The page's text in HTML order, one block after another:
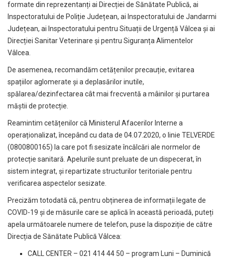
formate din reprezentanți ai Direcției de Sănătate Publică, ai
Inspectoratului de Poliție Județean, ai Inspectoratului de Jandarmi
Județean, ai Inspectoratului pentru Situații de Urgență Vâlcea și ai
Direcției Sanitar Veterinare și pentru Siguranța Alimentelor
Vâlcea.
De asemenea, recomandăm cetățenilor precauție, evitarea
spațiilor aglomerate și a deplasărilor inutile,
spălarea/dezinfectarea cât mai frecventă a mâinilor și purtarea
măștii de protecție.
Reamintim cetățenilor că Ministerul Afacerilor Interne a
operaționalizat, începând cu data de 04.07.2020, o linie TELVERDE
(0800800165) la care pot fi sesizate încălcări ale normelor de
protecție sanitară. Apelurile sunt preluate de un dispecerat, în
sistem integrat, și repartizate structurilor teritoriale pentru
verificarea aspectelor sesizate.
Precizăm totodată că, pentru obținerea de informații legate de
COVID-19 și de măsurile care se aplică în această perioadă, puteți
apela următoarele numere de telefon, puse la dispoziție de către
Direcția de Sănătate Publică Vâlcea:
CALL CENTER – 021 414 44 50 – program Luni – Duminică